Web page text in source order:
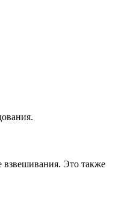
взвешивания. Это также